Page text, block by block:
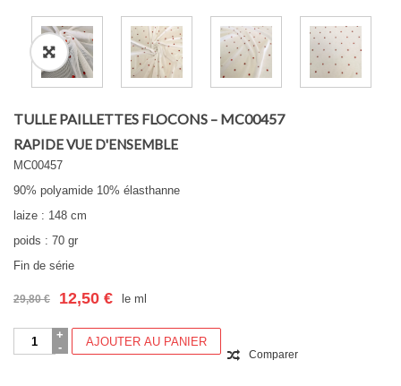
TULLE PAILLETTES FLOCONS – MC00457
RAPIDE VUE D'ENSEMBLE
MC00457
90% polyamide 10% élasthanne
laize : 148 cm
poids : 70 gr
Fin de série
29,80€
Le
initial
était :
12,50 €
Le
actuel
est :
le ml
quantité
de
AJOUTER AU PANIER
Comparer